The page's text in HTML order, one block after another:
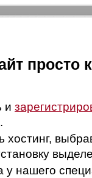
просто
и
хостинг,
у нашего